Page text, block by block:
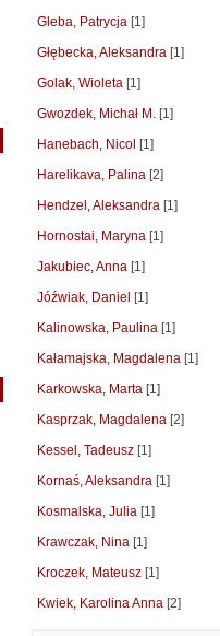
Gleba, Patrycja [1]
Głębecka, Aleksandra [1]
Golak, Wioleta [1]
Gwozdek, Michał M. [1]
Hanebach, Nicol [1]
Harelikava, Palina [2]
Hendzel, Aleksandra [1]
Hornostai, Maryna [1]
Jakubiec, Anna [1]
Jóźwiak, Daniel
[1]
Kalinowska, Paulina [1]
Kałamajska, Magdalena [1]
Karkowska, Marta [1]
Kasprzak, Magdalena [2]
Kessel, Tadeusz [1]
Kornaś, Aleksandra [1]
Kosmalska, Julia [1]
Krawczak, Nina [1]
Kroczek, Mateusz [1]
Kwiek, Karolina Anna [2]